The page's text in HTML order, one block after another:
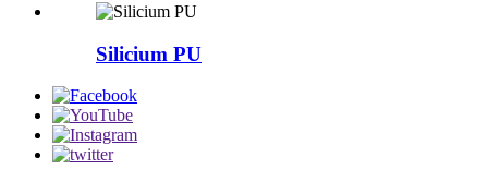
Silicium PU